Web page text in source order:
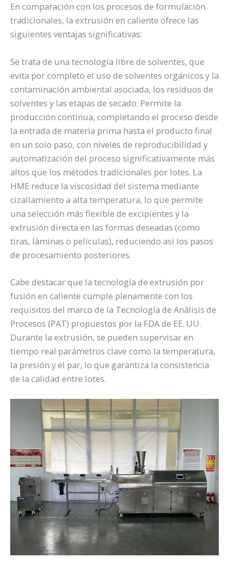
En comparación con los procesos de formulación
tradicionales, la extrusión en caliente ofrece las
siguientes ventajas significativas:
Se trata de una tecnología libre de solventes, que
evita por completo el uso de solventes orgánicos y la
contaminación ambiental asociada, los residuos de
solventes y las etapas de secado. Permite la
producción continua, completando el proceso desde
la entrada de materia prima hasta el producto final
en un solo paso, con niveles de reproducibilidad y
automatización del proceso significativamente más
altos que los métodos tradicionales por lotes. La
HME reduce la viscosidad del sistema mediante
cizallamiento a alta temperatura, lo que permite
una selección más flexible de excipientes y la
extrusión directa en las formas deseadas (como
tiras, láminas o películas), reduciendo así los pasos
de procesamiento posteriores.
Cabe destacar que la tecnología de extrusión por
fusión en caliente cumple plenamente con los
requisitos del marco de la Tecnología de Análisis de
Procesos (PAT) propuestos por la FDA de EE. UU.
Durante la extrusión, se pueden supervisar en
tiempo real parámetros clave como la temperatura,
la presión y el par, lo que garantiza la consistencia
de la calidad entre lotes.